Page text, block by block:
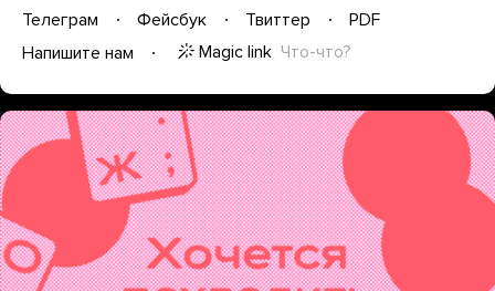
Телеграм Фейсбук Твиттер
PDF
Напишите нам
Magic link Что-что?